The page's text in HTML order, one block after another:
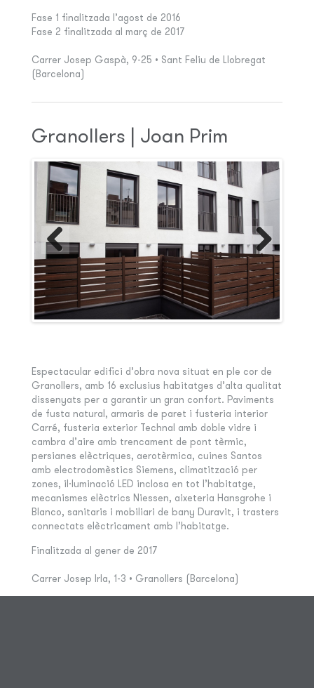
Fase 1 finalitzada l’agost de 2016
Fase 2 finalitzada al març de 2017
Carrer Josep Gaspà, 9-25 • Sant Feliu de Llobregat
(Barcelona)
Granollers | Joan Prim
Espectacular edifici d’obra nova situat en ple cor de
Granollers, amb 16 exclusius habitatges d’alta qualitat
dissenyats per a garantir un gran confort. Paviments
de fusta natural, armaris de paret i fusteria interior
Carré, fusteria exterior Technal amb doble vidre i
cambra d’aire amb trencament de pont tèrmic,
persianes elèctriques, aerotèrmica, cuines Santos
amb electrodomèstics Siemens, climatització per
zones, il·luminació LED inclosa en tot l’habitatge,
mecanismes elèctrics Niessen, aixeteria Hansgrohe i
Blanco, sanitaris i mobiliari de bany Duravit, i trasters
connectats elèctricament amb l’habitatge.
Finalitzada al gener de 2017
Carrer Josep Irla, 1-3 • Granollers (Barcelona)